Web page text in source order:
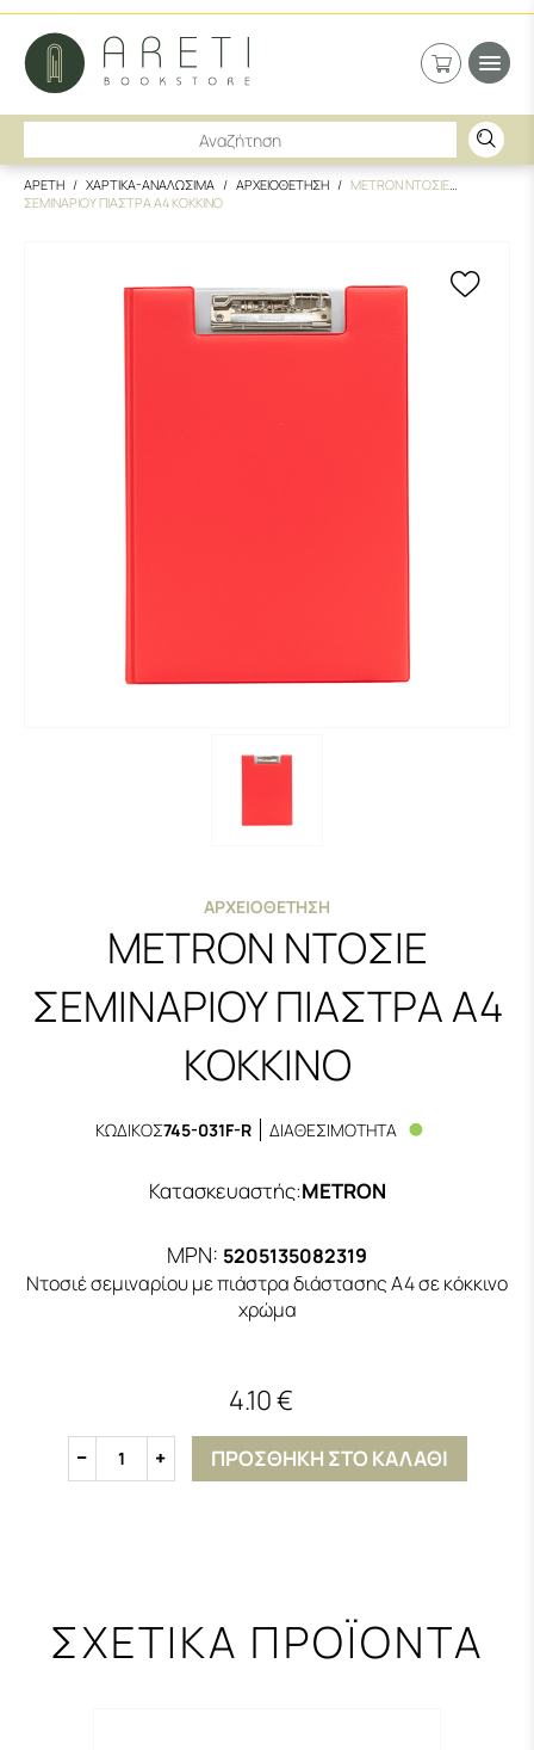
ΑΡΕΤΗ ΧΑΡΤΙΚΑ-ΑΝΑΛΩΣΙΜΑ ΑΡΧΕΙΟΘΕΤΗΣΗ
METRON ΝΤΟΣΙΕ
ΣΕΜΙΝΑΡΙΟΥ ΠΙΑΣΤΡΑ Α4 ΚΟΚΚΙΝΟ
ΑΡΧΕΙΟΘΈΤΗΣΗ
METRON ΝΤΟΣΙΕ
ΣΕΜΙΝΑΡΙΟΥ ΠΙΑΣΤΡΑ Α4
ΚΟΚΚΙΝΟ
ΚΩΔΙΚΟΣ745-031F-R ΔΙΑΘΕΣΙΜΟΤΗΤΑ
Κατασκευαστής:METRON
MPN: 5205135082319
Ντοσιέ σεμιναρίου με πιάστρα διάστασης Α4 σε κόκκινο
χρώμα
4.10 €
1 ΠΡΟΣΘΗΚΗ ΣΤΟ ΚΑΛΑΘΙ
ΣΧΕΤΙΚΑ ΠΡΟΪΟΝΤΑ